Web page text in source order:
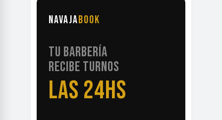
NAVAJABOOK
TU BARBERÍA
RECIBE TURNOS
LAS 24HS